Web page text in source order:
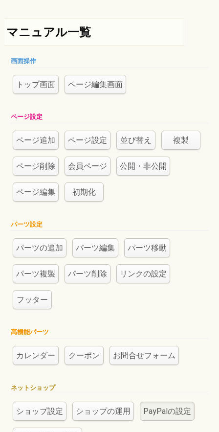
マニュアル一覧
画面操作
トップ画面 ページ編集画面
ページ設定
ページ追加 ページ設定 並び替え 複製
ページ削除 会員ページ 公開・非公開
ページ編集 初期化
パーツ設定
パーツの追加 パーツ編集 パーツ移動
パーツ複製 パーツ削除 リンクの設定
フッター
高機能パーツ
カレンダー クーポン お問合せフォーム
ネットショップ
ショップ設定 ショップの運用 PayPalの設定